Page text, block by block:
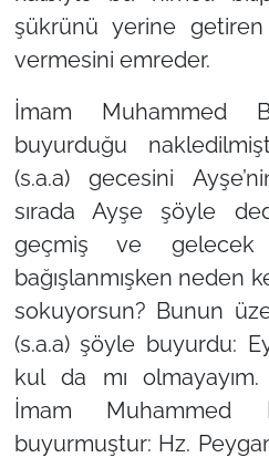
şükrünü yerine getiren
vermesini emreder.
İmam Muhammed
buyurduğu
(s.a.a) gecesini
sırada Ayşe şöyle
geçmiş ve gelecek
bağışlanmışken neden
sokuyorsun? Bunun
(s.a.a) şöyle buyurdu:
kul da mı olmayayım.
İmam Muhammed
buyurmuştur: Hz.